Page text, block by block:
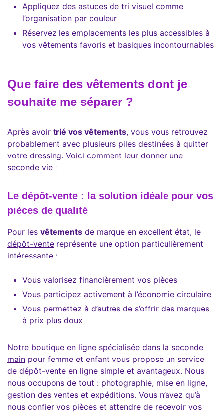
Appliquez des astuces de tri visuel comme
l’organisation par couleur
Réservez les emplacements les plus accessibles à
vos vêtements favoris et basiques incontournables
Que faire des vêtements dont je
souhaite me séparer ?
Après avoir trié vos vêtements, vous vous retrouvez
probablement avec plusieurs piles destinées à quitter
votre dressing. Voici comment leur donner une
seconde vie :
Le dépôt-vente : la solution idéale pour vos
pièces de qualité
Pour les vêtements de marque en excellent état, le
dépôt-vente représente une option particulièrement
intéressante :
Vous valorisez financièrement vos pièces
Vous participez activement à l’économie circulaire
Vous permettez à d’autres de s’offrir des marques
à prix plus doux
Notre boutique en ligne spécialisée dans la seconde
main pour femme et enfant vous propose un service
de dépôt-vente en ligne simple et avantageux. Nous
nous occupons de tout : photographie, mise en ligne,
gestion des ventes et expéditions. Vous n’avez qu’à
nous confier vos pièces et attendre de recevoir vos